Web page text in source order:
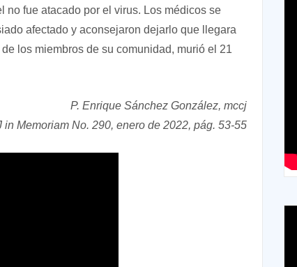
no fue atacado por el virus. Los médicos se
afectado y aconsejaron dejarlo que llegara
los miembros de su comunidad, murió el 21
P. Enrique Sánchez González, mccj
Memoriam No. 290, enero de 2022, pág. 53-55